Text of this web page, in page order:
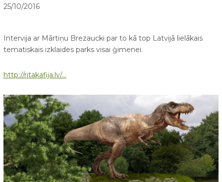
25/10/2016
Intervija ar Mārtiņu Brezaucki par to kā top Latvijā lielākais
tematiskais izklaides parks visai ģimenei.
http://ritakafija.lv/...